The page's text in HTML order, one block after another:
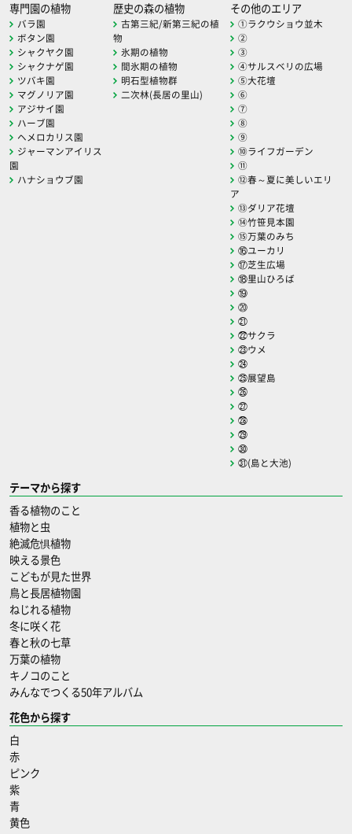
専門園の植物
バラ園
ボタン園
シャクヤク園
シャクナゲ園
ツバキ園
マグノリア園
アジサイ園
ハーブ園
ヘメロカリス園
ジャーマンアイリス
園
ハナショウブ園
歴史の森の植物
古第三紀/新第三紀の植
物
氷期の植物
間氷期の植物
明石型植物群
二次林(長居の里山)
その他のエリア
①ラクウショウ並木
②
③
④サルスベリの広場
⑤大花壇
⑥
⑦
⑧
⑨
⑩ライフガーデン
⑪
⑫春～夏に美しいエリ
ア
⑬ダリア花壇
⑭竹笹見本園
⑮万葉のみち
⑯ユーカリ
⑰芝生広場
⑱里山ひろば
⑲
⑳
㉑
㉒サクラ
㉓ウメ
㉔
㉕展望島
㉖
㉗
㉘
㉙
㉚
㉛(島と大池)
テーマから探す
香る植物のこと
植物と虫
絶滅危惧植物
映える景色
こどもが見た世界
鳥と長居植物園
ねじれる植物
冬に咲く花
春と秋の七草
万葉の植物
キノコのこと
みんなでつくる50年アルバム
花色から探す
白
赤
ピンク
紫
青
黄色